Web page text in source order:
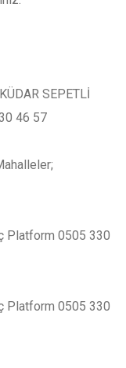
SEPETLİ
46 57
Platform 0505 330
Platform 0505 330